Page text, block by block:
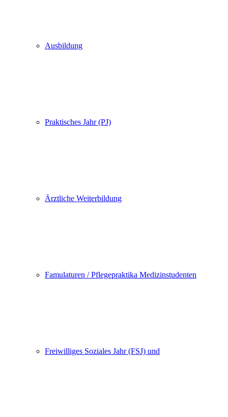
Ausbildung
Praktisches Jahr (PJ)
Ärztliche Weiterbildung
Famulaturen / Pflegepraktika Medizinstudenten
Freiwilliges Soziales Jahr (FSJ) und